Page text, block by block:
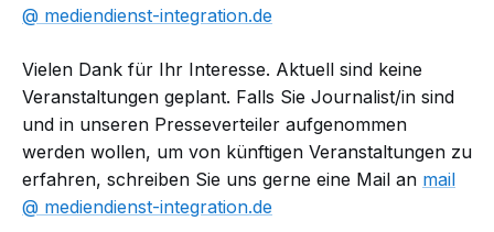
mediendienst-integration.de
Vielen Dank für Ihr Interesse. Aktuell sind keine
Veranstaltungen geplant. Falls Sie Journalist/in sind
und in unseren Presseverteiler aufgenommen
werden wollen, um von künftigen Veranstaltungen zu
erfahren, schreiben Sie uns gerne eine Mail an mail​
mediendienst-integration.de